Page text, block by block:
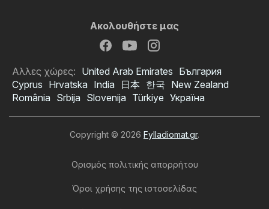
Ακολουθήστε μας
Αλλες χώρες: United Arab Emirates България
Cyprus Hrvatska India 日本 한국 New Zealand
România Srbija Slovenija Türkiye Україна
Copyright © 2026 Fylladiomat.gr.
Ορισμός πολιτικής απορρήτου
Όροι χρήσης της ιστοσελίδας